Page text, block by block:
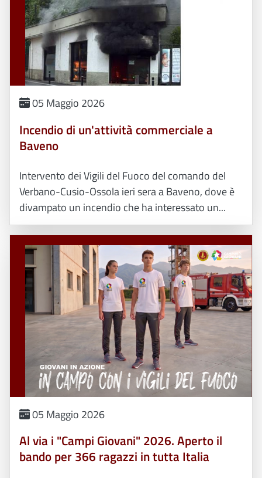
05 Maggio 2026
Incendio di un'attività commerciale a
Baveno
Intervento dei Vigili del Fuoco del comando del
Verbano-Cusio-Ossola ieri sera a Baveno, dove è
divampato un incendio che ha interessato un...
05 Maggio 2026
Al via i "Campi Giovani" 2026. Aperto il
bando per 366 ragazzi in tutta Italia